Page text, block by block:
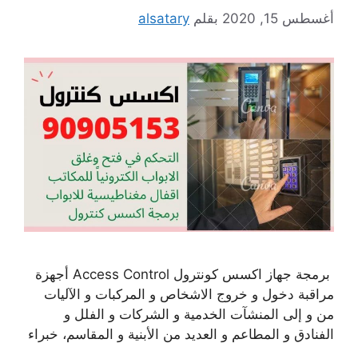
أغسطس 15, 2020 بقلم alsatary
برمجة جهاز اكسس كونترول Access Control أجهزة
مراقبة دخول و خروج الاشخاص و المركبات و الآليات
من و إلى المنشآت الخدمية و الشركات و الفلل و
الفنادق و المطاعم و العديد من الأبنية و المقاسم، خبراء